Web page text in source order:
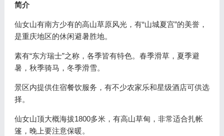
简介
仙女山有南方少有的高山草原风光，有“山城夏宫”的美誉，
是重庆地区的休闲避暑胜地。
素有“东方瑞士”之称，各季皆有特色。春季滑草，夏季避
暑，秋季骑马，冬季滑雪。
景区内提供住宿餐饮服务，有不少农家乐和星级酒店可供选
择。
仙女山顶大概海拔1800多米，有高山草甸，非常适合扎帐
篷，晚上要注意保暖。